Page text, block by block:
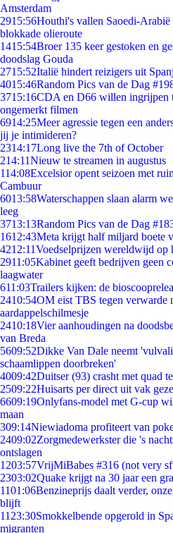
Amsterdam
2915:56Houthi's vallen Saoedi-Arabië
blokkade olieroute
1415:54Broer 135 keer gestoken en
doodslag Gouda
2715:52Italië hindert reizigers uit
4015:46Random Pics van de Dag
3715:16CDA en D66 willen ingrijpen
ongemerkt filmen
6914:25Meer agressie tegen een
jij je intimideren?
2314:17Long live the 7th of October
214:11Nieuw te streamen in augustus
114:08Excelsior opent seizoen met
Cambuur
6013:58Waterschappen slaan alarm
leeg
3713:13Random Pics van de Dag
1612:43Meta krijgt half miljard boete
4212:11Voedselprijzen wereldwijd op
2911:05Kabinet geeft bedrijven geen
laagwater
611:03Trailers kijken: de
2410:54OM eist TBS tegen verwarde
aardappelschilmesje
2410:18Vier aanhoudingen na
van Breda
5609:52Dikke Van Dale neemt
schaamlippen doorbreken'
4009:42Duitser (93) crasht met quad
2509:22Huisarts per direct uit vak
6609:19Onlyfans-model met G-cup
maan
309:14Niewiadoma profiteert van
2409:02Zorgmedewerkster die 's
ontslagen
1203:57VrijMiBabes #316 (not very
2303:02Quake krijgt na 30 jaar een
1101:06Benzineprijs daalt verder,
blijft
11 23:30Smokkelbende opgerold in
migranten